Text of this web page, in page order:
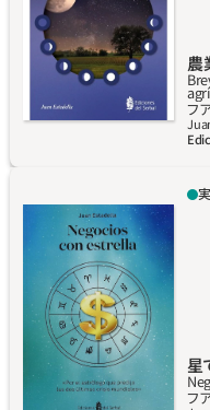
なく、人間の行動や、動
与えるのを、実際に見た
ことがあるはずだ。地
体の影響は現実に存在
し、最も驚くべきことは
用できるということだ
は、われわれの栽培する
なバルコニーの植物が
いきと成長するよう、
プト、アイデア、テクニ
を味方につけて、驚きの
みよう。
農
フ
この本には、古来の知識
かつ知的な方法でビジ
方法が記されている。
学ばずとも本書を通じ
活用し、事業全般、さら
らゆる活動を強化する
業家、経営者、従業員、
は、占星術の知識を日
星
フ